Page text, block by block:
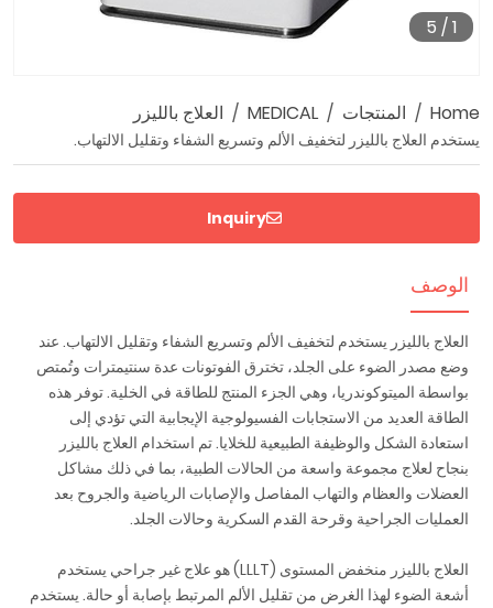
Home المنتجات MEDICAL العلاج بالليزر
يستخدم العلاج بالليزر لتخفيف الألم وتسريع الشفاء وتقليل الالتهاب.
Inquiry
1
/
5
الوصف
العلاج بالليزر يستخدم لتخفيف الألم وتسريع الشفاء وتقليل الالتهاب. عند
وضع مصدر الضوء على الجلد، تخترق الفوتونات عدة سنتيمترات وتُمتص
بواسطة الميتوكوندريا، وهي الجزء المنتج للطاقة في الخلية. توفر هذه
الطاقة العديد من الاستجابات الفسيولوجية الإيجابية التي تؤدي إلى
استعادة الشكل والوظيفة الطبيعية للخلايا. تم استخدام العلاج بالليزر
بنجاح لعلاج مجموعة واسعة من الحالات الطبية، بما في ذلك مشاكل
العضلات والعظام والتهاب المفاصل والإصابات الرياضية والجروح بعد
العمليات الجراحية وقرحة القدم السكرية وحالات الجلد.
العلاج بالليزر منخفض المستوى (LLLT) هو علاج غير جراحي يستخدم
أشعة الضوء لهذا الغرض من تقليل الألم المرتبط بإصابة أو حالة. يستخدم